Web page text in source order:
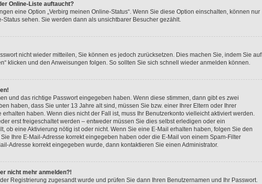
Online-Liste auftaucht?
eine Option „Verbirg meinen Online-Status“. Wenn Sie diese Option einschalten, können nur
sehen. Sie werden dann als unsichtbarer Besucher gezählt.
nicht wieder mitteilen, Sie können es jedoch zurücksetzen. Dies machen Sie, indem Sie auf
klicken und den Anweisungen folgen. So sollten Sie sich schnell wieder anmelden können.
und das richtige Passwort eingegeben haben. Wenn diese stimmen, dann gibt es zwei
haben, dass Sie unter 13 Jahre alt sind, müssen Sie bzw. einer Ihrer Eltern oder Ihrer
haben. Wenn dies nicht der Fall ist, muss Ihr Benutzerkonto vielleicht aktiviert werden.
erst freigeschaltet werden – entweder müssen Sie dies selbst erledigen oder ein
ob eine Aktivierung nötig ist oder nicht. Wenn Sie eine E-Mail erhalten haben, folgen Sie den
Ihre E-Mail-Adresse korrekt eingegeben haben oder die E-Mail von einem Spam-Filter
Adresse korrekt eingegeben wurde, dann kontaktieren Sie einen Administrator.
nicht mehr anmelden?!
Registrierung zugesandt wurde und prüfen Sie dann Ihren Benutzernamen und Ihr Passwort.